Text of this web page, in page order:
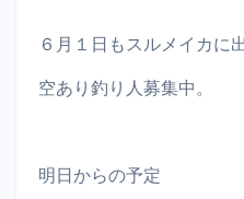
６月１日もスルメイカに
空あり釣り人募集中。
明日からの予定